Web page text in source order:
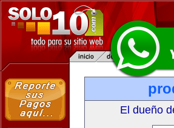
El dueño